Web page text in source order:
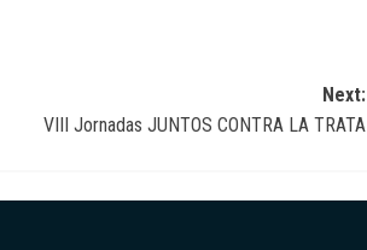
Next:
VIII Jornadas JUNTOS CONTRA LA TRATA